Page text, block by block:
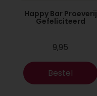
Happy Bar Proeverij
Gefeliciteerd
9,95
Bestel